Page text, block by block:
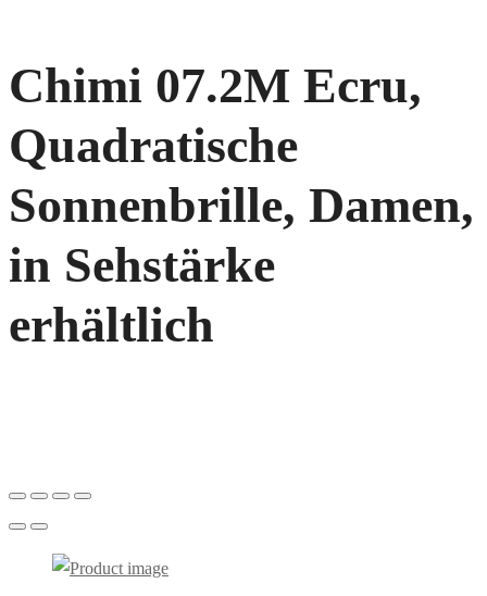
Chimi 07.2M Ecru,
Quadratische
Sonnenbrille, Damen,
in Sehstärke
erhältlich